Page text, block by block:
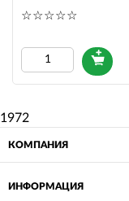
1972
КОМПАНИЯ
ИНФОРМАЦИЯ